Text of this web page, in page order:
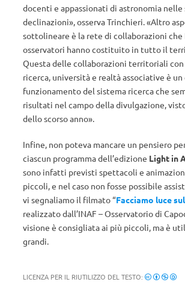
docenti e appassionati di astronomia nelle
declinazioni», osserva Trinchieri. «Altro
sottolineare è la rete di collaborazioni che
osservatori hanno costituito in tutto il
Questa delle collaborazioni territoriali
ricerca, università e realtà associative è un
funzionamento del sistema ricerca che
risultati nel campo della divulgazione,
dello scorso anno».
Infine, non poteva mancare un pensiero
ciascun programma dell’edizione Light in
sono infatti previsti spettacoli e
piccoli, e nel caso non fosse possibile
vi segnaliamo il filmato “Facciamo luce
realizzato dall’INAF – Osservatorio di
visione è consigliata ai più piccoli, ma è
grandi.
LICENZA PER IL RIUTILIZZO DEL TESTO: